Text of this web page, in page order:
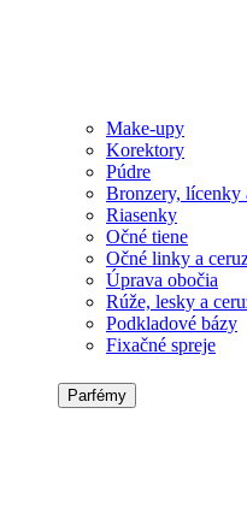
Make-upy
Korektory
Púdre
Bronzery, lícenky
Riasenky
Očné tiene
Očné linky a
Úprava obočia
Rúže, lesky a
Podkladové bázy
Fixačné spreje
Parfémy